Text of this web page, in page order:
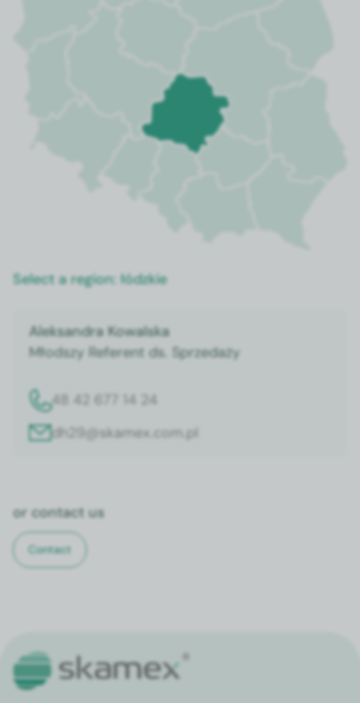
Select a region:łódzkie
Alek­san­dra Kowal­s­ka
Młod­szy Ref­er­ent ds. Sprzedaży
48 42 677 14 24
dh29@skamex.com.pl
or con­tact us
Con­tact